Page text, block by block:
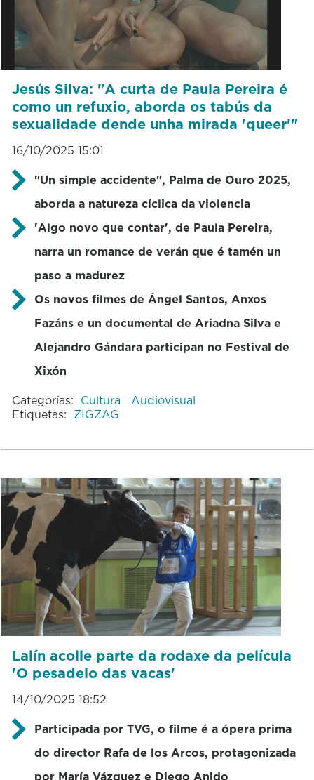
Jesús Silva: "A curta de Paula Pereira é
como un refuxio, aborda os tabús da
sexualidade dende unha mirada 'queer'"
16/10/2025 15:01
"Un simple accidente", Palma de Ouro 2025,
aborda a natureza cíclica da violencia
'Algo novo que contar', de Paula Pereira,
narra un romance de verán que é tamén un
paso a madurez
Os novos filmes de Ángel Santos, Anxos
Fazáns e un documental de Ariadna Silva e
Alejandro Gándara participan no Festival de
Xixón
Categorías: Cultura
Audiovisual
Etiquetas: ZIGZAG
Lalín acolle parte da rodaxe da película
'O pesadelo das vacas'
14/10/2025 18:52
Participada por TVG, o filme é a ópera prima
do director Rafa de los Arcos, protagonizada
por María Vázquez e Diego Anido